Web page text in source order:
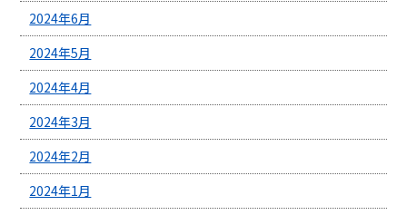
2024年6月
2024年5月
2024年4月
2024年3月
2024年2月
2024年1月